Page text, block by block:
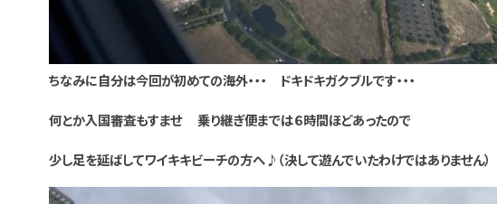
ちなみに自分は今回が初めての海外・・・ ドキドキガクブルです・・・
何とか入国審査もすませ 乗り継ぎ便までは６時間ほどあったので
少し足を延ばしてワイキキビーチの方へ♪（決して遊んでいたわけではありません）